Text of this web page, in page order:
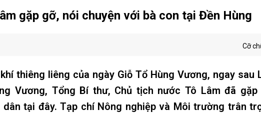
gặp gỡ, nói chuyện với bà con tại Đền Hùng
Cỡ
thiêng liêng của ngày Giỗ Tổ Hùng Vương, ngay sau
Vương, Tổng Bí thư, Chủ tịch nước Tô Lâm đã
tại đây. Tạp chí Nông nghiệp và Môi trường trân